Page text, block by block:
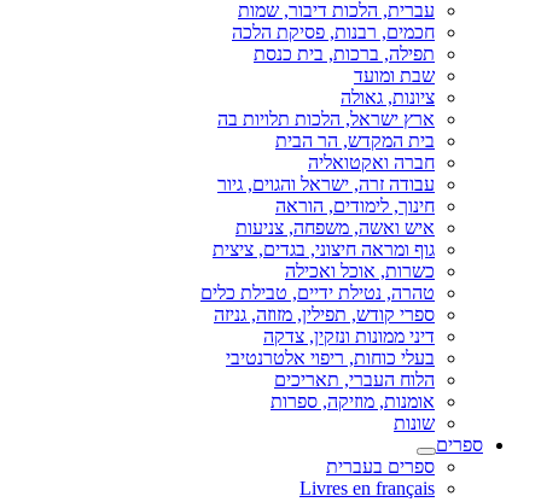
עברית, הלכות דיבור, שמות
חכמים, רבנות, פסיקת הלכה
תפילה, ברכות, בית כנסת
שבת ומועד
ציונות, גאולה
ארץ ישראל, הלכות תלויות בה
בית המקדש, הר הבית
חברה ואקטואליה
עבודה זרה, ישראל והגוים, גיור
חינוך, לימודים, הוראה
איש ואשה, משפחה, צניעות
גוף ומראה חיצוני, בגדים, ציצית
כשרות, אוכל ואכילה
טהרה, נטילת ידיים, טבילת כלים
ספרי קודש, תפילין, מזוזה, גניזה
דיני ממונות ונזקין, צדקה
בעלי כוחות, ריפוי אלטרנטיבי
הלוח העברי, תאריכים
אומנות, מוזיקה, ספרות
שונות
ספרים
ספרים בעברית
Livres en français